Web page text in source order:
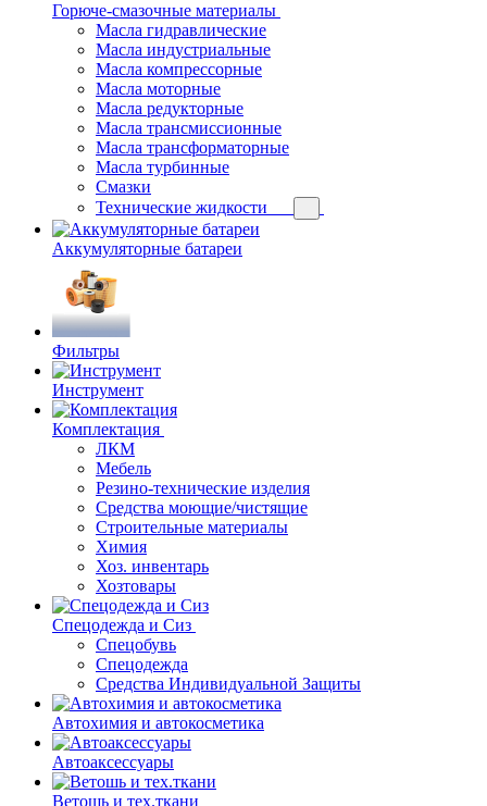
Горюче-смазочные материалы
Масла гидравлические
Масла индустриальные
Масла компрессорные
Масла моторные
Масла редукторные
Масла трансмиссионные
Масла трансформаторные
Масла турбинные
Смазки
Технические жидкости
Аккумуляторные батареи
Фильтры
Инструмент
Комплектация
ЛКМ
Мебель
Резино-технические изделия
Средства моющие/чистящие
Строительные материалы
Химия
Хоз. инвентарь
Хозтовары
Спецодежда и Сиз
Спецобувь
Спецодежда
Средства Индивидуальной Защиты
Автохимия и автокосметика
Автоаксессуары
Ветошь и тех.ткани